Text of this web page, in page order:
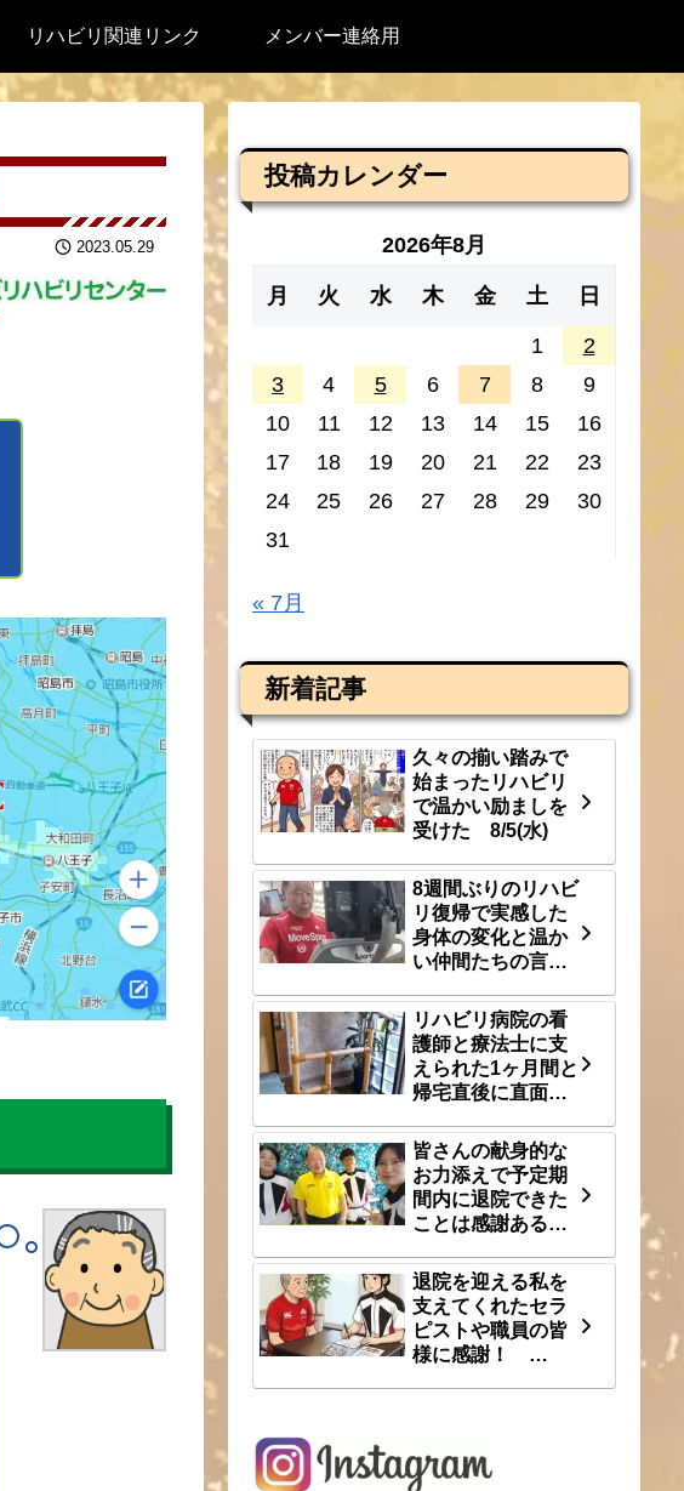
リハビリ関連リンク メンバー連絡用
2023.05.29
投稿カレンダー
2026年8月
月 火 水 木 金 土 日
1
2
3
4 5 6 7 8
9
10
11 12 13 14 15
16
17
18 19 20 21 22
23
24
25 26 27 28 29
30
31
« 7月
新着記事
久々の揃い踏みで
始まったリハビリ
で温かい励ましを
受けた 8/5(水)
8週間ぶりのリハビ
リ復帰で実感した
身体の変化と温か
い仲間たちの言
リハビリ病院の看
護師と療法士に支
えられた1ヶ月間と
帰宅直後に直面し
な壁 8/1(土)
皆さんの献身的な
お力添えで予定期
間内に退院できた
ことは感謝あるの
退院を迎える私を
支えてくれたセラ
ピストや職員の皆
様に感謝！